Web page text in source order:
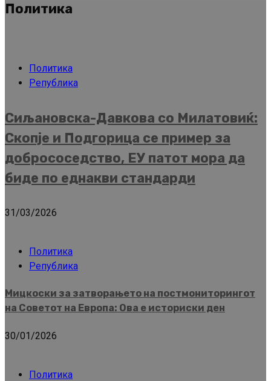
Политика
Политика
Република
Сиљановска-Давкова со Милатовиќ:
Скопје и Подгорица се пример за
добрососедство, ЕУ патот мора да
биде по еднакви стандарди
31/03/2026
Политика
Република
Мицкоски за затворањето на постмониторингот
на Советот на Европа: Ова е историски ден
30/01/2026
Политика